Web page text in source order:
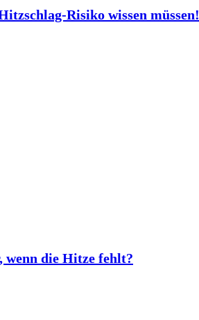
Risiko wissen müssen!
die Hitze fehlt?